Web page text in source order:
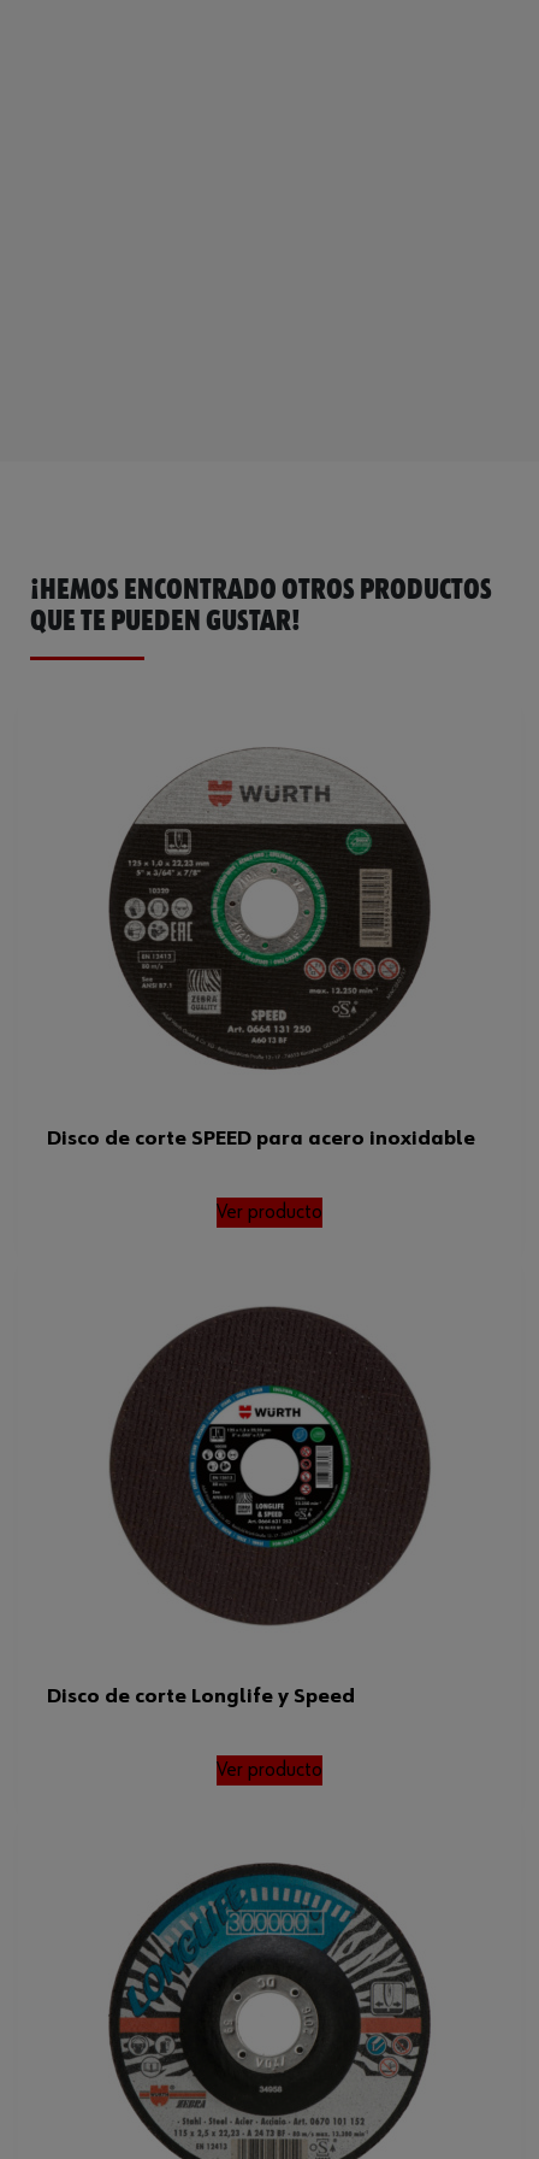
¡HEMOS ENCONTRADO OTROS PRODUCTOS
QUE TE PUEDEN GUSTAR!
Disco de corte SPEED para acero inoxidable
Ver producto
Disco de corte Longlife y Speed
Ver producto